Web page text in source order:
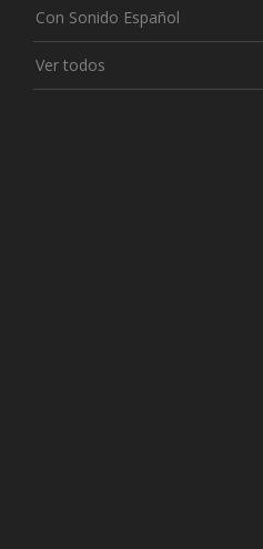
Con Sonido Español
Ver todos